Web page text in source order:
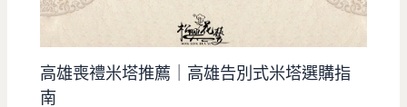
高雄喪禮米塔推薦｜高雄告別式米塔選購指
南